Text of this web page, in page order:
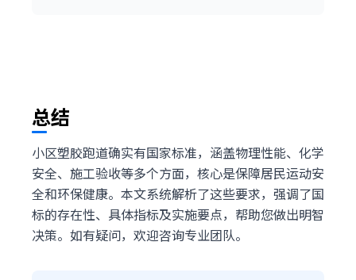
总结
小区塑胶跑道确实有国家标准，涵盖物理性能、化学
安全、施工验收等多个方面，核心是保障居民运动安
全和环保健康。本文系统解析了这些要求，强调了国
标的存在性、具体指标及实施要点，帮助您做出明智
决策。如有疑问，欢迎咨询专业团队。